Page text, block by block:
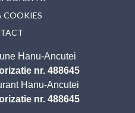
COOKIES
Hanu-Ancutei
nr. 488645
Hanu-Ancutei
nr. 488645